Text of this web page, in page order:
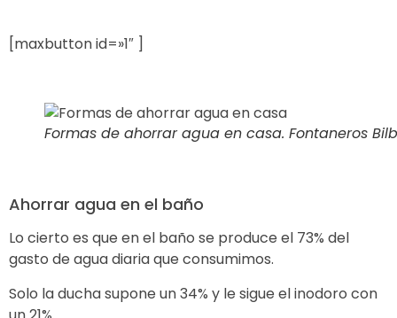
[maxbutton id=»1″ ]
Formas de ahorrar agua en casa. Fontaneros
Ahorrar agua en el baño
Lo cierto es que en el baño se produce el 73% del
gasto de agua diaria que consumimos.
Solo la ducha supone un 34% y le sigue el inodoro con